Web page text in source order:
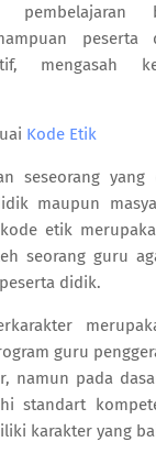
mengasah
Kode Etik
seseorang
maupun
etik
seorang guru
didik.
guru
namun pada
standart
karakter yang